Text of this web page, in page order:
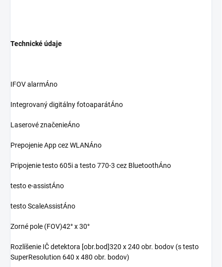
Technické údaje
IFOV alarmÁno
Integrovaný digitálny fotoaparátÁno
Laserové značenieÁno
Prepojenie App cez WLANÁno
Pripojenie testo 605i a testo 770-3 cez BluetoothÁno
testo e-assistÁno
testo ScaleAssistÁno
Zorné pole (FOV)42° x 30°
Rozlíšenie IČ detektora [obr.bod]320 x 240 obr. bodov (s testo
SuperResolution 640 x 480 obr. bodov)